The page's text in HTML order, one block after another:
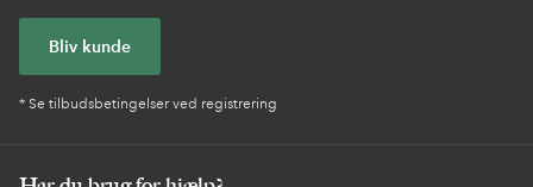
Bliv kunde
* Se tilbudsbetingelser ved registrering